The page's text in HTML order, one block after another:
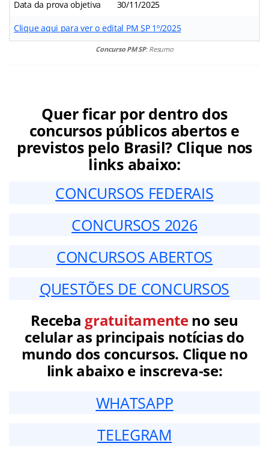
Data da prova objetiva 30/11/2025
Clique aqui para ver o edital PM SP 1º/2025
Concurso PM SP: Resumo
Quer ficar por dentro dos
concursos públicos abertos e
previstos pelo Brasil? Clique nos
links abaixo:
CONCURSOS FEDERAIS
CONCURSOS 2026
CONCURSOS ABERTOS
QUESTÕES DE CONCURSOS
Receba gratuitamenteno seu
celular as principais notícias do
mundo dos concursos. Clique no
link abaixo e inscreva-se:
WHATSAPP
TELEGRAM